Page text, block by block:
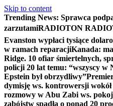
Skip to content
Trending News: Sprawca
zarzutamiRADIOTON
Evanston wypłaci tysiące
w ramach reparacjiKanada:
Ridge. 10 ofiar śmiertelnych,
policji 20 lat temu: “wszyscy w
Epstein był obrzydliwy”
dymisję ws. kontrowersji wokół
rozmowy w Abu Zabi ws.
zabójstw spadła o ponad 20